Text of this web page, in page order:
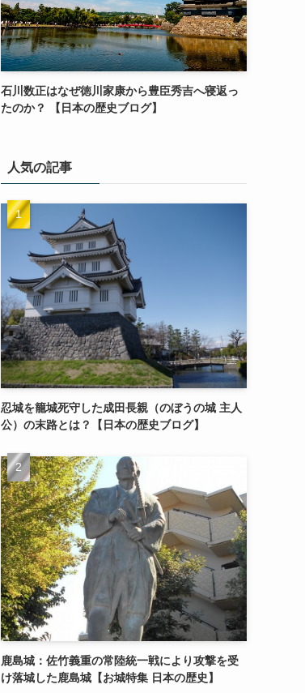
石川数正はなぜ徳川家康から豊臣秀吉へ寝返っ
たのか？ 【日本の歴史ブログ】
人気の記事
忍城を籠城死守した成田長親（のぼうの城 主人
公）の末路とは？【日本の歴史ブログ】
鹿島城：佐竹義重の常陸統一戦により攻撃を受
け落城した鹿島城【お城特集 日本の歴史】